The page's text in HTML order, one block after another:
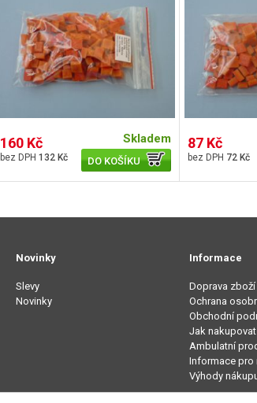
160 Kč
132 Kč
Skladem
DO KOŠÍKU
87 Kč
72 Kč
Novinky
Slevy
Novinky
Informace
Doprava zboží
Ochrana
Obchodní
Jak nakupovat
Ambulatní
Informace pro
Výhody